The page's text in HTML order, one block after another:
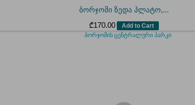
ბორჯომი ზედა პლატო,...
₾170.00 Add to Cart